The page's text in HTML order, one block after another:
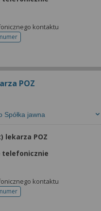
kontaktu
do rejestracji
POZ
Spółka jawna
lekarza POZ
telefonicznie
kontaktu
do rejestracji